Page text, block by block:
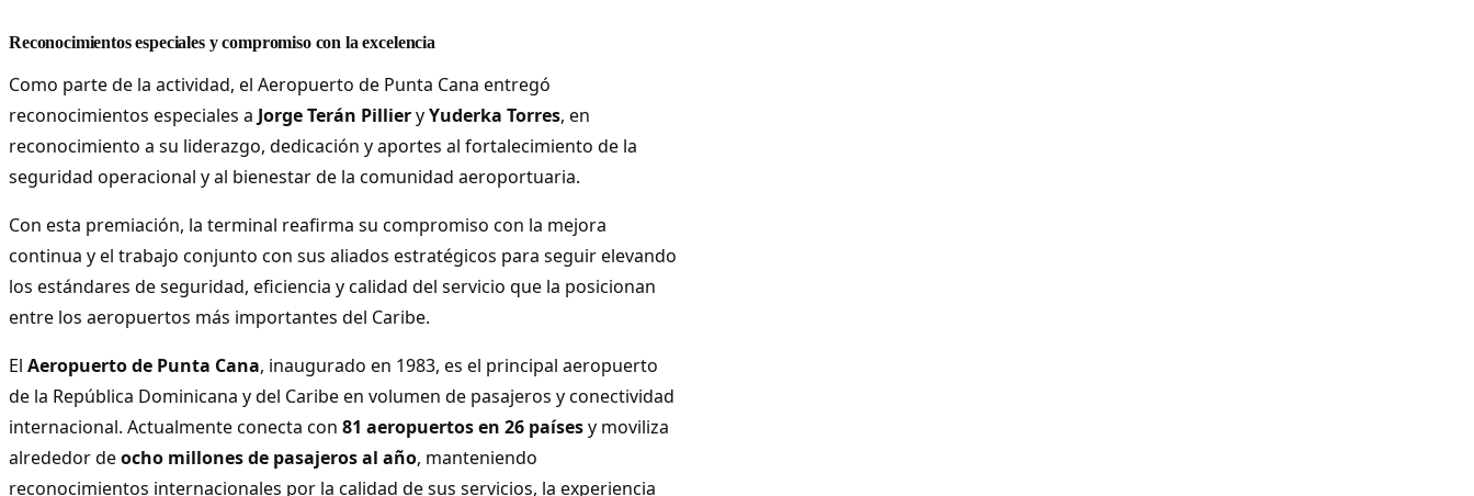
Reconocimientos especiales y compromiso con la excelencia
Como parte de la actividad, el Aeropuerto de Punta Cana entregó
reconocimientos especiales a Jorge Terán PillieryYuderka Torres, en
reconocimiento a su liderazgo, dedicación y aportes al fortalecimiento de la
seguridad operacional y al bienestar de la comunidad aeroportuaria.
Con esta premiación, la terminal reafirma su compromiso con la mejora
continua y el trabajo conjunto con sus aliados estratégicos para seguir elevando
los estándares de seguridad, eficiencia y calidad del servicio que la posicionan
entre los aeropuertos más importantes del Caribe.
El Aeropuerto de Punta Cana, inaugurado en 1983, es el principal aeropuerto
de la República Dominicana y del Caribe en volumen de pasajeros y conectividad
internacional. Actualmente conecta con 81 aeropuertos en 26 paísesy moviliza
alrededor deocho millones de pasajeros al año, manteniendo
reconocimientos internacionales por la calidad de sus servicios, la experiencia